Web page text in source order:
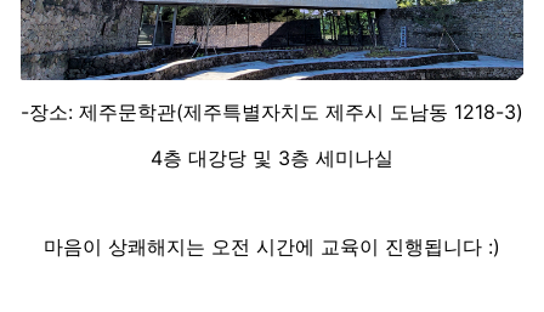
-장소: 제주문학관(제주특별자치도 제주시 도남동 1218-3)
4층 대강당 및 3층 세미나실
마음이 상쾌해지는 오전 시간에 교육이 진행됩니다 :)